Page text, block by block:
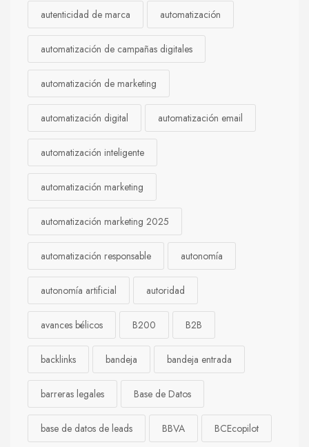
autenticidad de marca automatización
automatización de campañas digitales
automatización de marketing
automatización digital automatización email
automatización inteligente
automatización marketing
automatización marketing 2025
automatización responsable autonomía
autonomía artificial autoridad
avances bélicos B200 B2B
backlinks bandeja bandeja entrada
barreras legales Base de Datos
base de datos de leads BBVA BCEcopilot